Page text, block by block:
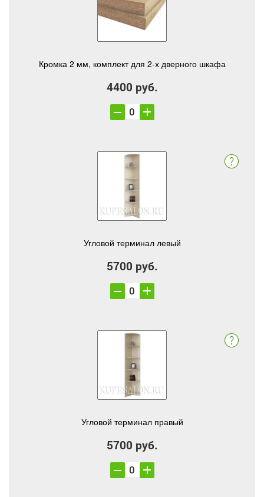
Кромка 2 мм, комплект для 2-х дверного шкафа
4400 руб.
Угловой терминал левый
5700 руб.
Угловой терминал правый
5700 руб.